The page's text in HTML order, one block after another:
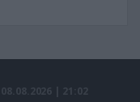
08.08.2026 | 21:02